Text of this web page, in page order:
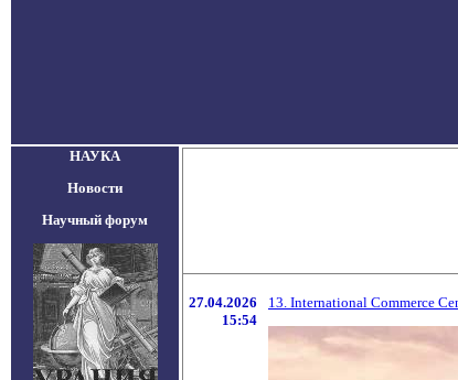
НАУКА
Новости
Научный форум
27.04.2026
15:54
13. International Commerce